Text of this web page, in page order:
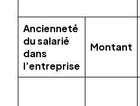
Ancienneté
du salarié
dans
l’entreprise
Montant